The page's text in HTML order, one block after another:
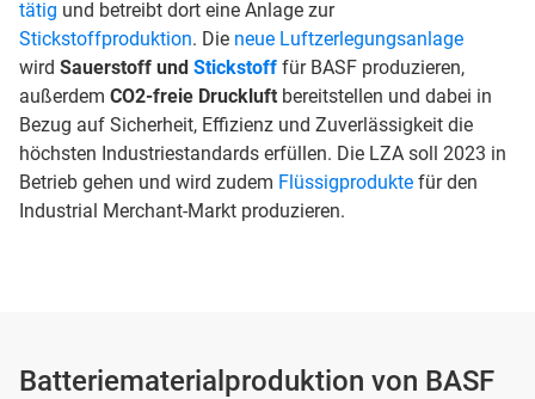
tätig und betreibt dort eine Anlage zur
Stickstoffproduktion. Die neue Luftzerlegungsanlage
wird Sauerstoff und Stickstoff für BASF produzieren,
außerdem CO2-freie Druckluft bereitstellen und dabei in
Bezug auf Sicherheit, Effizienz und Zuverlässigkeit die
höchsten Industriestandards erfüllen. Die LZA soll 2023 in
Betrieb gehen und wird zudem Flüssigprodukte für den
Industrial Merchant-Markt produzieren.
Batteriematerialproduktion von BASF